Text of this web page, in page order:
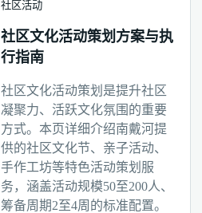
社区活动
社区文化活动策划方案与执
行指南
社区文化活动策划是提升社区
凝聚力、活跃文化氛围的重要
方式。本页详细介绍南戴河提
供的社区文化节、亲子活动、
手作工坊等特色活动策划服
务，涵盖活动规模50至200人、
筹备周期2至4周的标准配置。